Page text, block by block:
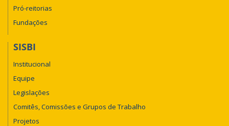
Pró-reitorias
Fundações
SISBI
Institucional
Equipe
Legislações
Comitês, Comissões e Grupos de Trabalho
Projetos